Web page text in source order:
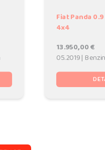
Fiat Panda
4x4
13.950,00 €
05.2019 |